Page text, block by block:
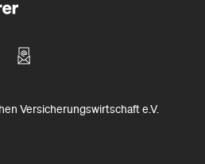
Versicherungswirtschaft e.V.